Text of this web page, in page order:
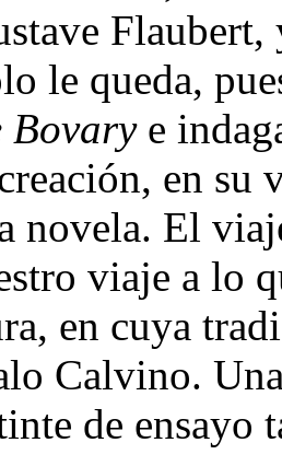
le queda,
Bovarye
en su
novela. El
viaje a lo
en cuya
Calvino.
de ensayo